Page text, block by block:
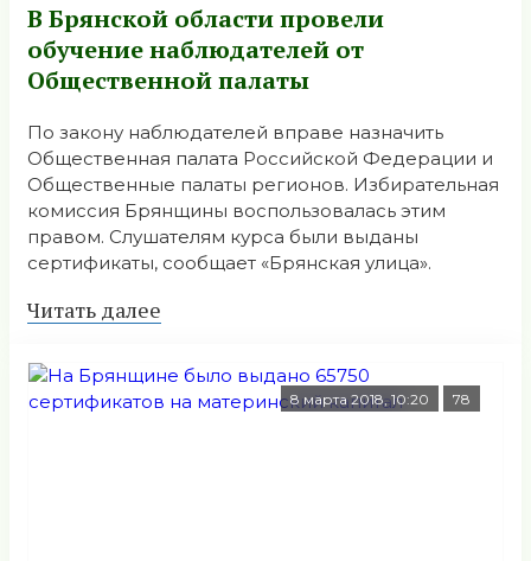
В Брянской области провели
обучение наблюдателей от
Общественной палаты
По закону наблюдателей вправе назначить
Общественная палата Российской Федерации и
Общественные палаты регионов. Избирательная
комиссия Брянщины воспользовалась этим
правом. Слушателям курса были выданы
сертификаты, сообщает «Брянская улица».
Читать далее
8 марта 2018, 10:20 78